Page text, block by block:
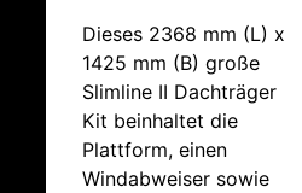
Dieses 2368 mm (L) x
1425 mm (B) große
Slimline II Dachträger
Kit beinhaltet die
Plattform, einen
Windabweiser sowie